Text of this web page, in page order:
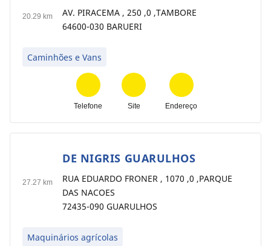
20.29 km
AV. PIRACEMA , 250 ,0 ,TAMBORE
64600-030 BARUERI
Caminhões e Vans
Telefone Site Endereço
27.27 km
DE NIGRIS GUARULHOS
RUA EDUARDO FRONER , 1070 ,0 ,PARQUE
DAS NACOES
72435-090 GUARULHOS
Maquinários agrícolas